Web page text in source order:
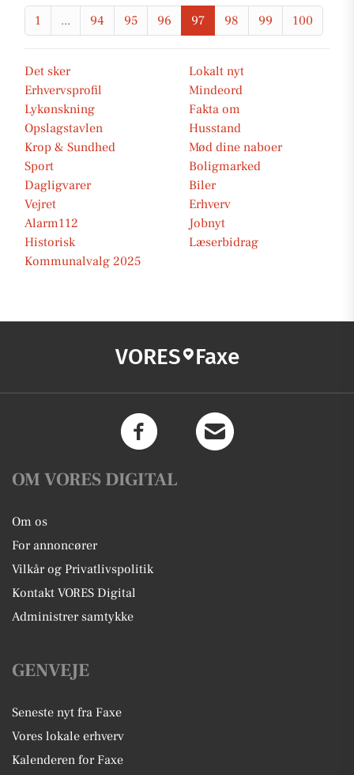
1 ... 94 95 96 97 98 99 100
Det sker
Lokalt nyt
Erhvervsprofil
Mindeord
Lykønskning
Fakta om
Opslagstavlen
Husstand
Krop & Sundhed
Mød dine naboer
Sport
Boligmarked
Dagligvarer
Biler
Vejret
Erhverv
Alarm112
Jobnyt
Historisk
Læserbidrag
Kommunalvalg 2025
VORES Faxe
OM VORES DIGITAL
Om os
For annoncører
Vilkår og Privatlivspolitik
Kontakt VORES Digital
Administrer samtykke
GENVEJE
Seneste nyt fra Faxe
Vores lokale erhverv
Kalenderen for Faxe